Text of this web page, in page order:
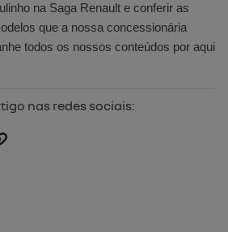
na Saga Renault e conferir as
que a nossa concessionária
todos os nossos conteúdos por aqui
nas redes sociais: